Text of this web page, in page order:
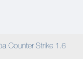
Counter Strike 1.6